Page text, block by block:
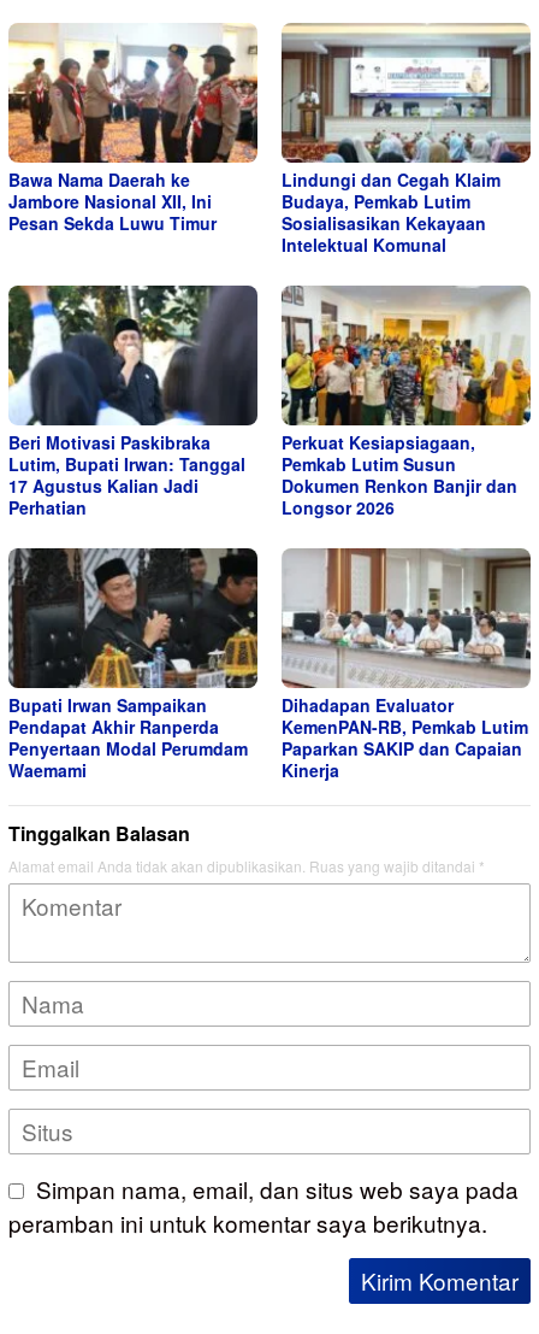
Bawa Nama Daerah ke
Jambore Nasional XII, Ini
Pesan Sekda Luwu Timur
Lindungi dan Cegah Klaim
Budaya, Pemkab Lutim
Sosialisasikan Kekayaan
Intelektual Komunal
Beri Motivasi Paskibraka
Lutim, Bupati Irwan: Tanggal
17 Agustus Kalian Jadi
Perhatian
Perkuat Kesiapsiagaan,
Pemkab Lutim Susun
Dokumen Renkon Banjir dan
Longsor 2026
Bupati Irwan Sampaikan
Pendapat Akhir Ranperda
Penyertaan Modal Perumdam
Waemami
Dihadapan Evaluator
KemenPAN-RB, Pemkab Lutim
Paparkan SAKIP dan Capaian
Kinerja
Tinggalkan Balasan
Alamat email Anda tidak akan dipublikasikan. Ruas yang wajib ditandai *
Simpan nama, email, dan situs web saya pada
peramban ini untuk komentar saya berikutnya.